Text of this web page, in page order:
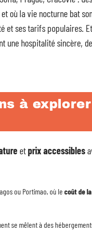
où la vie nocturne bat
et ses tarifs populaires.
une hospitalité sincère,
à
etprix accessibles
ou Portimao, où le coût de
se mêlent à des